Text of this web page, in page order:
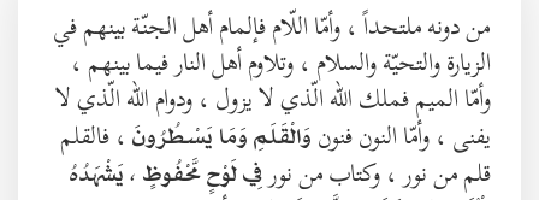
من دونه ملتحداً ، وأمّا اللّام فإلمام أهل الجنّة بينهم في
الزيارة والتحيّة والسلام ، وتلاوم أهل النار فيما بينهم ،
وأمّا الميم فملك الله الّذي لا يزول ، ودوام الله الّذي لا
يفنى ، وأمّا النون فنونوَالْقَلَمِ وَمَا يَسْطُرُونَ، فالقلم
قلم من نور ، وكتاب من نورفِي لَوْحٍ مَّحْفُوظٍ ، يَشْهَدُهُ